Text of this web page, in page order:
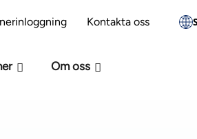
Kontakta oss
Om oss
ni redo för AI? Gör testet